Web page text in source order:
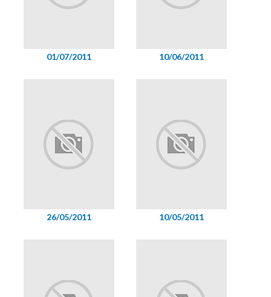
01/07/2011 10/06/2011
26/05/2011 10/05/2011